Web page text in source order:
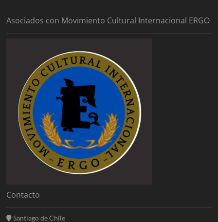
Asociados con Movimiento Cultural Internacional ERGO
Contacto
Santiago de Chile